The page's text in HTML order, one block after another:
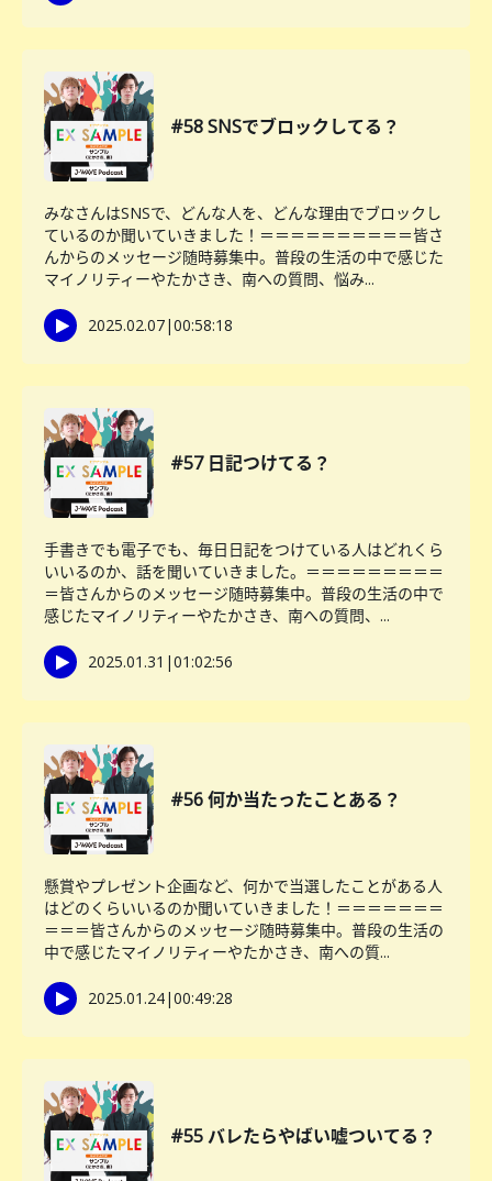
#58 SNSでブロックしてる？
みなさんはSNSで、どんな人を、どんな理由でブロックし
ているのか聞いていきました！＝＝＝＝＝＝＝＝＝＝皆さ
んからのメッセージ随時募集中。普段の生活の中で感じた
マイノリティーやたかさき、南への質問、悩み...
2025.02.07|00:58:18
#57 日記つけてる？
手書きでも電子でも、毎日日記をつけている人はどれくら
いいるのか、話を聞いていきました。＝＝＝＝＝＝＝＝＝
＝皆さんからのメッセージ随時募集中。普段の生活の中で
感じたマイノリティーやたかさき、南への質問、...
2025.01.31 |01:02:56
#56 何か当たったことある？
懸賞やプレゼント企画など、何かで当選したことがある人
はどのくらいいるのか聞いていきました！＝＝＝＝＝＝＝
＝＝＝皆さんからのメッセージ随時募集中。普段の生活の
中で感じたマイノリティーやたかさき、南への質...
2025.01.24|00:49:28
#55 バレたらやばい嘘ついてる？